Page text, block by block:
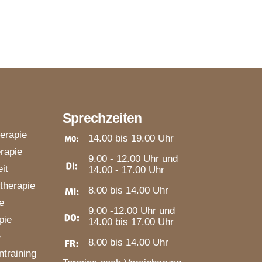
Sprechzeiten
14.00 bis 19.00 Uhr
9.00 - 12.00 Uhr und
14.00 - 17.00 Uhr
8.00 bis 14.00 Uhr
9.00 -12.00 Uhr und
14.00 bis 17.00 Uhr
8.00 bis 14.00 Uhr